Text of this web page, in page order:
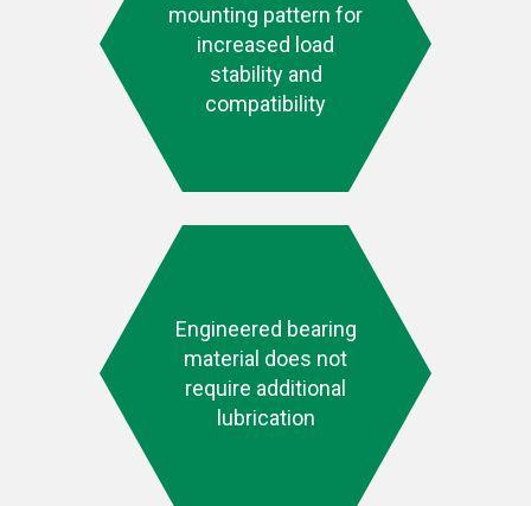
mounting pattern for
increased load
stability and
compatibility
Engineered bearing
material does not
require additional
lubrication